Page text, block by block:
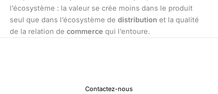
l’écosystème : la valeur se crée moins dans le produit
seul que dans l’écosystème de distribution et la qualité
de la relation de commerce qui l’entoure.
Contactez-nous